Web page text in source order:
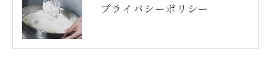
プライバシーポリシー